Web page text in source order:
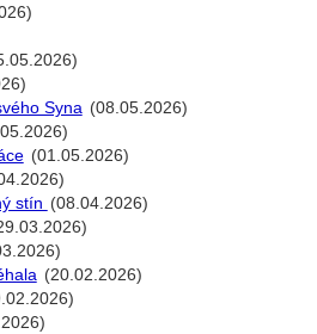
Syna (08.05.2026)
(01.05.2026)
stín (08.04.2026)
(20.02.2026)